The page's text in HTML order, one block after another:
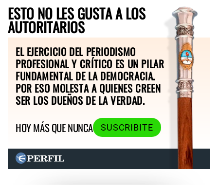
ESTO NO LES GUSTA A LOS
AUTORITARIOS
EL EJERCICIO DEL PERIODISMO
PROFESIONAL Y CRÍTICO ES UN PILAR
FUNDAMENTAL DE LA DEMOCRACIA.
POR ESO MOLESTA A QUIENES CREEN
SER LOS DUEÑOS DE LA VERDAD.
HOY MÁS QUE NUNCA
SUSCRIBITE